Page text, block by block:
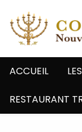
ACCUEIL
RESTAURANT